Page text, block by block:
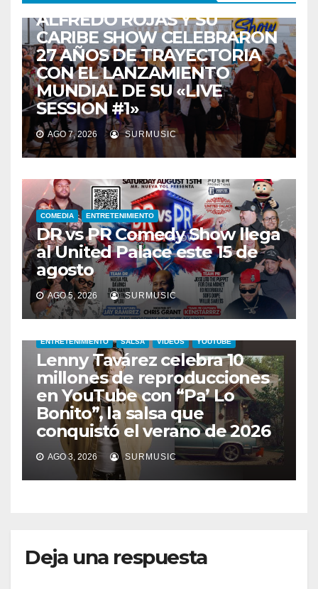
ALFREDO ROJAS Y SU
CARIBE SHOW CELEBRARON
27 AÑOS DE TRAYECTORIA
CON EL LANZAMIENTO
MUNDIAL DE SU «LIVE
SESSION #1»
AGO 7, 2026 SURMUSIC
COMEDIA ENTRETENIMIENTO
DR vs PR Comedy Show llega
al United Palace este 15 de
agosto
AGO 5, 2026 SURMUSIC
ENTRETENIMIENTO SALSA VIDEOS YOUTUBE
Lenny Tavárez celebra 10
millones de reproducciones
en YouTube con “Pa’ Lo
Bonito”, la salsa que
conquistó el verano de 2026
AGO 3, 2026 SURMUSIC
Deja una respuesta